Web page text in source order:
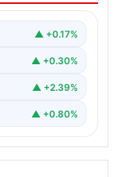
▲ +0.17%
▲ +0.30%
▲ +2.39%
▲ +0.80%